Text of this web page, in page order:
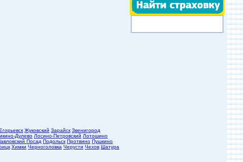
Жуковский Зарайск Звенигород
Дулево Лосино-Петровский Лотошино
Посад Подольск Протвино Пушкино
Химки Черноголовка Черусти Чехов Шатура